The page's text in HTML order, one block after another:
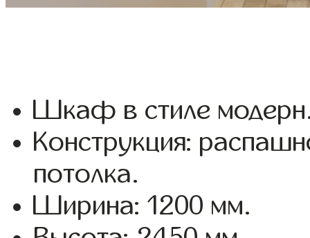
Шкаф в стиле
Конструкция:
потолка.
Ширина: 1200 мм.